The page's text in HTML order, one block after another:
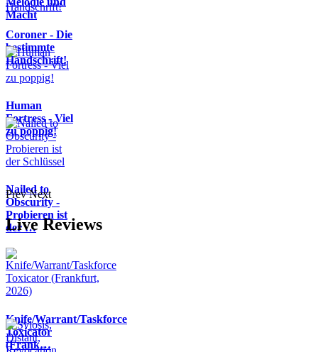
Macht
Coroner - Die
bestimmte
Handschrift!
Human
Fortress - Viel
zu poppig!
Nailed to
Obscurity -
Probieren ist
der …
Prev Next
Live Reviews
Knife/Warrant/Taskforce
Toxicator
(Frank…